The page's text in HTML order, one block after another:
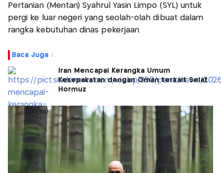
Pertanian (Mentan) Syahrul Yasin Limpo (SYL) untuk
pergi ke luar negeri yang seolah-olah dibuat dalam
rangka kebutuhan dinas pekerjaan.
Baca Juga :
Iran Mencapai Kerangka Umum
Kesepakatan dengan Oman terkait Selat
Hormuz